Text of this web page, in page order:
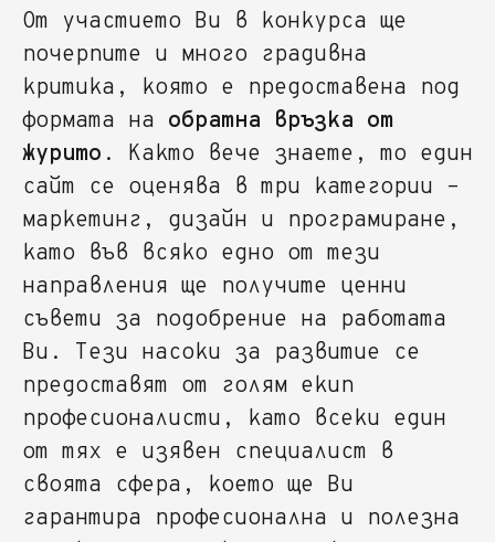
От участието Ви в конкурса ще
почерпите и много градивна
критика, която е предоставена под
формата на обратна връзка от
журито . Както вече знаете, то един
сайт се оценява в три категории –
маркетинг, дизайн и програмиране,
като във всяко едно от тези
направления ще получите ценни
съвети за подобрение на работата
Ви. Тези насоки за развитие се
предоставят от голям екип
професионалисти, като всеки един
от тях е изявен специалист в
своята сфера, което ще Ви
гарантира професионална и полезна